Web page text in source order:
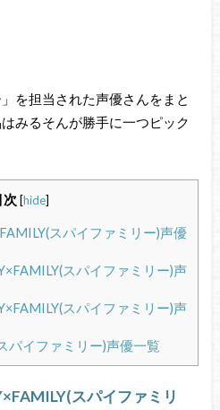
を担当された声優さんをまと
みるそんが勝手に一つピック
次 [hide]
スパイファミリー)声優
スパイファミリー)声
スパイファミリー)声
パイファミリー)声優一覧
スパイファミリ